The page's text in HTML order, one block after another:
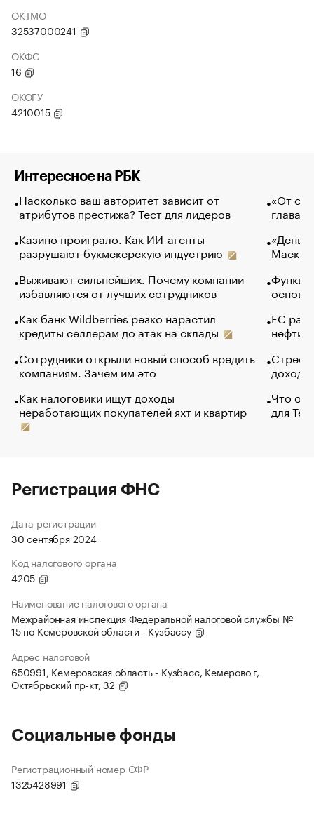
ОКТМО
32537000241
ОКФС
16
ОКОГУ
4210015
Интересное на РБК
Насколько ваш авторитет зависит от
атрибутов престижа? Тест для лидеров
Казино проиграло. Как ИИ-агенты
разрушают букмекерскую индустрию
Выживают сильнейших. Почему компании
избавляются от лучших сотрудников
Как банк Wildberries резко нарастил
кредиты селлерам до атак на склады
Сотрудники открыли новый способ вредить
компаниям. Зачем им это
Как налоговики ищут доходы
неработающих покупателей яхт и квартир
«От
глава
Маск в
основ
ЕС
нефти
Что
для
Регистрация ФНС
Дата регистрации
30 сентября 2024
Код налогового органа
4205
Наименование налогового органа
Межрайонная инспекция Федеральной налоговой службы №
15 по Кемеровской области - Кузбассу
Адрес налоговой
650991, Кемеровская область - Кузбасс, Кемерово г,
Октябрьский пр-кт, 32
Социальные фонды
Регистрационный номер СФР
1325428991